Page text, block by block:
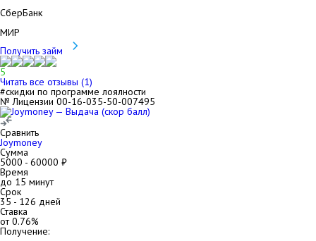
СберБанк
МИР
Получить займ
5
Читать все отзывы (1)
#скидки по программе лоялности
№ Лицензии 00-16-035-50-007495
Сравнить
Joymoney
Сумма
5000 - 60000 ₽
Время
до 15 минут
Срок
35 - 126 дней
Ставка
от0.76%
Получение: